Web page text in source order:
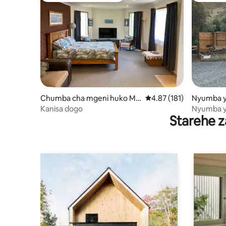
Chumba cha mgeni huko Mo
rrinsville
Ukadiriaji wa wastani
4.87 (181)
Kanisa dogo
Nyumba
Tauwhare
Nyumba
Starehe